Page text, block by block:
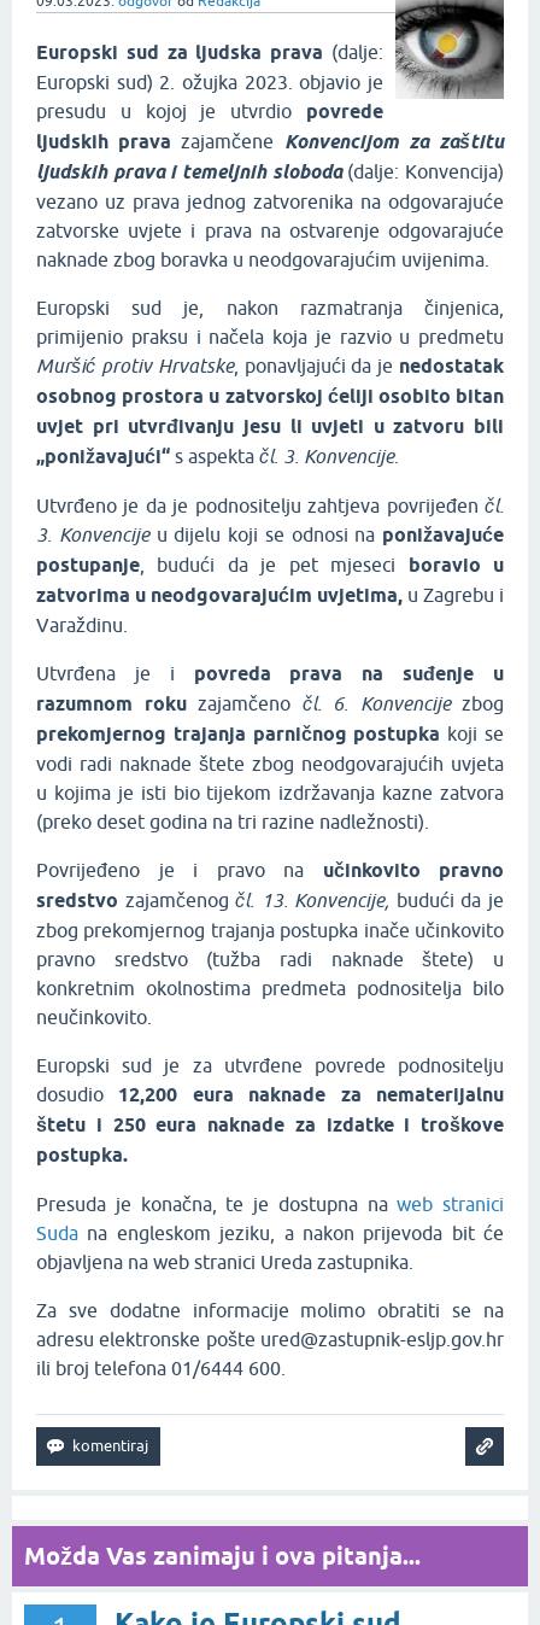
Europski sud za ljudska prava (dalje:
Europski sud) 2. ožujka 2023. objavio je
presudu u kojoj je utvrdio povrede
ljudskih prava zajamčene Konvencijom za zaštitu
ljudskih prava i temeljnih sloboda(dalje: Konvencija)
vezano uz prava jednog zatvorenika na odgovarajuće
zatvorske uvjete i prava na ostvarenje odgovarajuće
naknade zbog boravka u neodgovarajućim uvijenima.
Europski sud je, nakon razmatranja činjenica,
primijenio praksu i načela koja je razvio u predmetu
Muršić protiv Hrvatske, ponavljajući da je nedostatak
osobnog prostora u zatvorskoj ćeliji osobito bitan
uvjet pri utvrđivanju jesu li uvjeti u zatvoru bili
„ponižavajući“ s aspekta čl. 3. Konvencije.
Utvrđeno je da je podnositelju zahtjeva povrijeđen čl.
3. Konvencijeu dijelu koji se odnosi na ponižavajuće
postupanje , budući da je pet mjeseci boravio u
zatvorima u neodgovarajućim uvjetima, u Zagrebu i
Varaždinu.
Utvrđena je i povreda prava na suđenje u
razumnom rokuzajamčeno čl. 6. Konvencijezbog
prekomjernog trajanja parničnog postupka koji se
vodi radi naknade štete zbog neodgovarajućih uvjeta
u kojima je isti bio tijekom izdržavanja kazne zatvora
(preko deset godina na tri razine nadležnosti).
Povrijeđeno je i pravo na učinkovito pravno
sredstvo zajamčenogčl. 13. Konvencije, budući da je
zbog prekomjernog trajanja postupka inače učinkovito
pravno sredstvo (tužba radi naknade štete) u
konkretnim okolnostima predmeta podnositelja bilo
neučinkovito.
Europski sud je za utvrđene povrede podnositelju
dosudio 12,200 eura naknade za nematerijalnu
štetu i 250 eura naknade za izdatke i troškove
postupka.
Presuda je konačna, te je dostupna naweb stranici
Suda na engleskom jeziku, a nakon prijevoda bit će
objavljena na web stranici Ureda zastupnika.
Za sve dodatne informacije molimo obratiti se na
adresu elektronske pošte ured@zastupnik-esljp.gov.hr
ili broj telefona 01/6444 600.
Možda Vas zanimaju i ova pitanja...